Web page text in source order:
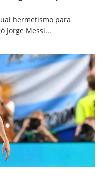
hermetismo para
Jorge Messi...